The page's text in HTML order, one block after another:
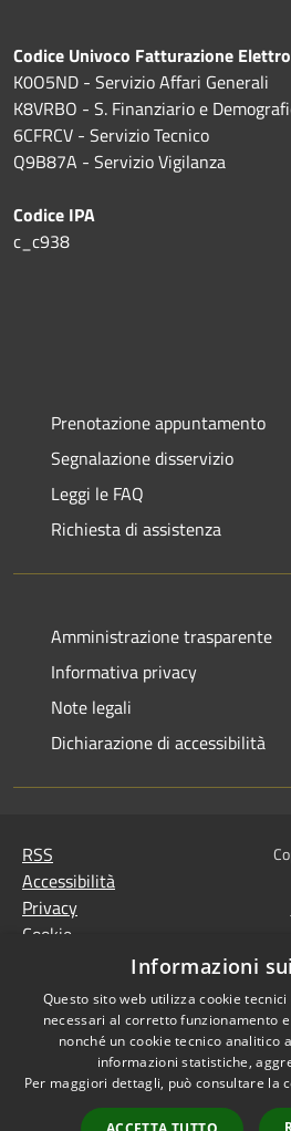
Codice Univoco Fatturazione
K0O5ND - Servizio Affari Generali
K8VRBO - S. Finanziario e
6CFRCV - Servizio Tecnico
Q9B87A - Servizio Vigilanza
Codice IPA
c_c938
Prenotazione appuntamento
Segnalazione disservizio
Leggi le FAQ
Richiesta di assistenza
Amministrazione trasparente
Informativa privacy
Note legali
Dichiarazione di accessibilità
RSS
Accessibilità
Privacy
Cookie
MISSIONE 2 Rivoluzione
verde e transizione
ecologica
Missione 1 -
Digitalizzazione,
innovazione,
Informazioni
Questo sito web utilizza cookie
necessari al corretto funzionamento
nonché un cookie tecnico analitico
informazioni statistiche,
Per maggiori dettagli, può consultare la